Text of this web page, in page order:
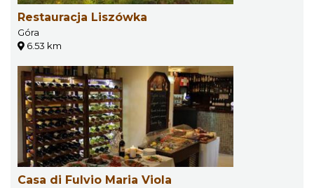
Restauracja Liszówka
Góra
6.53 km
Casa di Fulvio Maria Viola